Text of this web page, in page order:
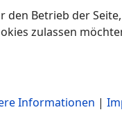
Betrieb der
zulassen
Informationen |